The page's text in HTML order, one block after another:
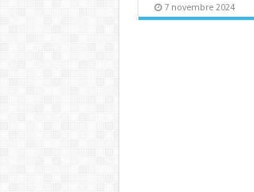
7 novembre 2024